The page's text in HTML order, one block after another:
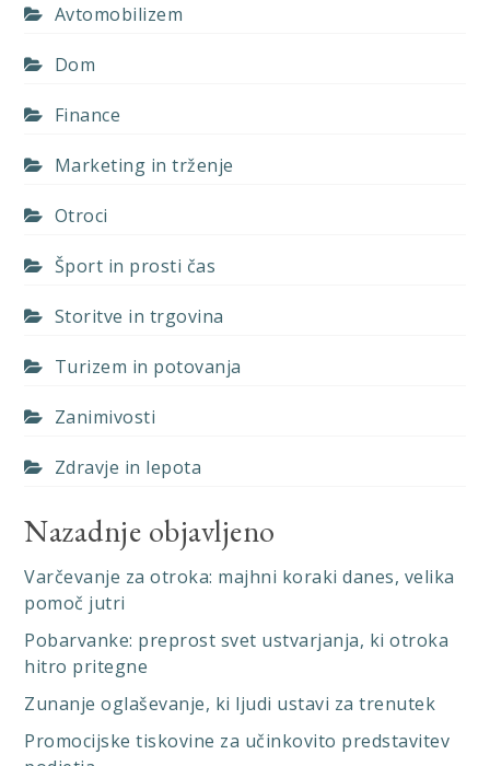
Avtomobilizem
Dom
Finance
Marketing in trženje
Otroci
Šport in prosti čas
Storitve in trgovina
Turizem in potovanja
Zanimivosti
Zdravje in lepota
Nazadnje objavljeno
Varčevanje za otroka: majhni koraki danes, velika
pomoč jutri
Pobarvanke: preprost svet ustvarjanja, ki otroka
hitro pritegne
Zunanje oglaševanje, ki ljudi ustavi za trenutek
Promocijske tiskovine za učinkovito predstavitev